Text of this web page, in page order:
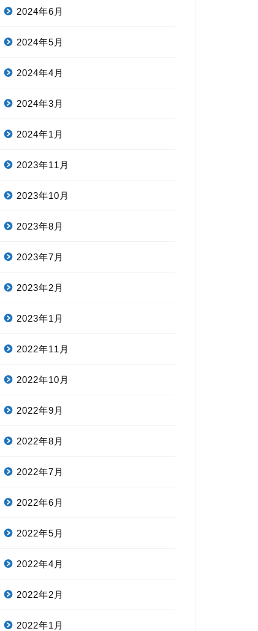
2024年6月
2024年5月
2024年4月
2024年3月
2024年1月
2023年11月
2023年10月
2023年8月
2023年7月
2023年2月
2023年1月
2022年11月
2022年10月
2022年9月
2022年8月
2022年7月
2022年6月
2022年5月
2022年4月
2022年2月
2022年1月